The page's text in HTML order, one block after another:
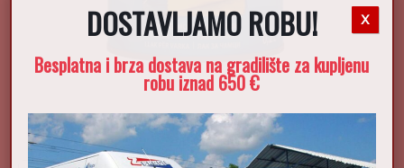
DOSTAVLJAMO ROBU!
Besplatna i brza dostava na gradilište za kupljenu
robu iznad 650 €
X